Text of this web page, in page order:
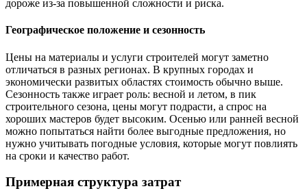
дороже из-за повышенной сложности и риска.
Географическое положение и сезонность
Цены на материалы и услуги строителей могут заметно
отличаться в разных регионах. В крупных городах и
экономически развитых областях стоимость обычно выше.
Сезонность также играет роль: весной и летом, в пик
строительного сезона, цены могут подрасти, а спрос на
хороших мастеров будет высоким. Осенью или ранней весной
можно попытаться найти более выгодные предложения, но
нужно учитывать погодные условия, которые могут повлиять
на сроки и качество работ.
Примерная структура затрат